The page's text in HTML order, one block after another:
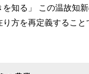
知る」 この温故知
方を再定義するこ